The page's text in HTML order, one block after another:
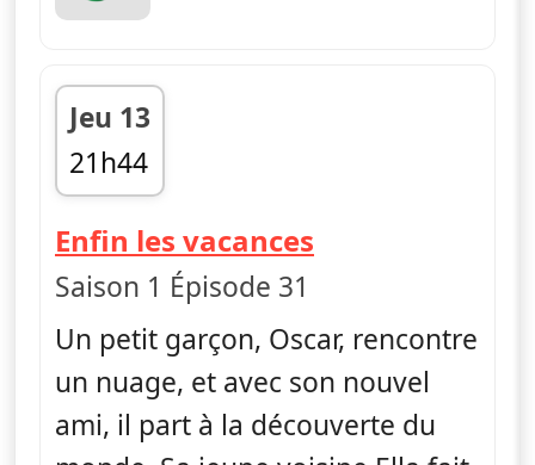
Jeu 13
21h44
fin 21h56
Enfin les vacances
Saison 1 Épisode 31
Un petit garçon, Oscar, rencontre
un nuage, et avec son nouvel
ami, il part à la découverte du